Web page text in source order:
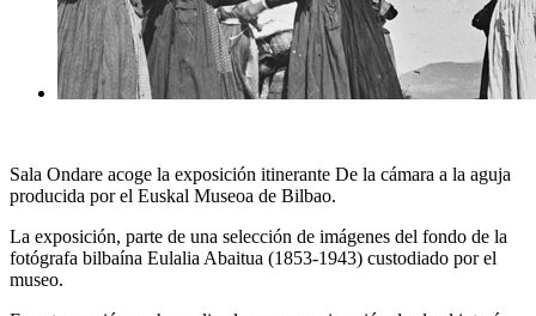
Sala Ondare acoge la exposición itinerante De la cámara a la aguja
producida por el Euskal Museoa de Bilbao.
La exposición, parte de una selección de imágenes del fondo de la
fotógrafa bilbaína Eulalia Abaitua (1853-1943) custodiado por el
museo.